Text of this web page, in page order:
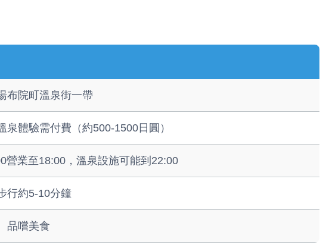
布院町溫泉街一帶
泉體驗需付費（約500-1500日圓）
營業至18:00，溫泉設施可能到22:00
行約5-10分鐘
品嚐美食